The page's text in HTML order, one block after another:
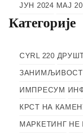
ЈУН 2024 МАЈ
Категорије
CYRL 220
ИМПРЕСУМ
КРСТ НА
МАРКЕТИНГ НЕ